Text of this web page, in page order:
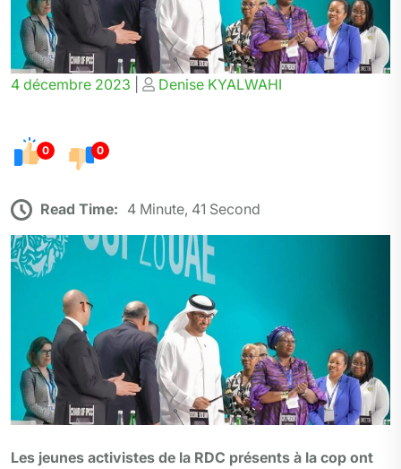
Posted
4 décembre 2023
Posted
Denise KYALWAHI
0 0
Read Time: 4 Minute, 41 Second
Les jeunes activistes de la RDC présents à la cop ont